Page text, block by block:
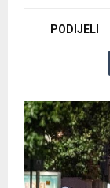
PODIJELI